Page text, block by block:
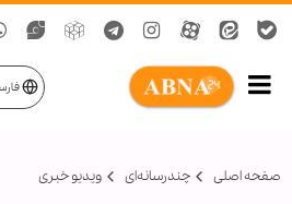
صفحه اصلی چندرسانه‌ای ویدیو خبری